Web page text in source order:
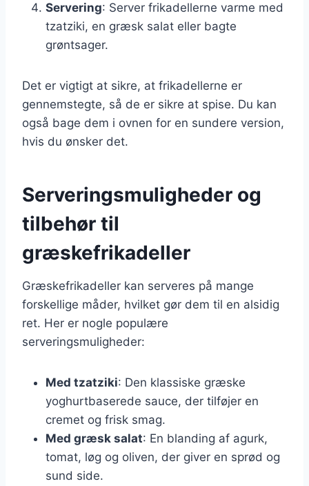
Servering: Server frikadellerne varme med
tzatziki, en græsk salat eller bagte
grøntsager.
Det er vigtigt at sikre, at frikadellerne er
gennemstegte, så de er sikre at spise. Du kan
også bage dem i ovnen for en sundere version,
hvis du ønsker det.
Serveringsmuligheder og
tilbehør til
græskefrikadeller
Græskefrikadeller kan serveres på mange
forskellige måder, hvilket gør dem til en alsidig
ret. Her er nogle populære
serveringsmuligheder:
Med tzatziki: Den klassiske græske
yoghurtbaserede sauce, der tilføjer en
cremet og frisk smag.
Med græsk salat: En blanding af agurk,
tomat, løg og oliven, der giver en sprød og
sund side.